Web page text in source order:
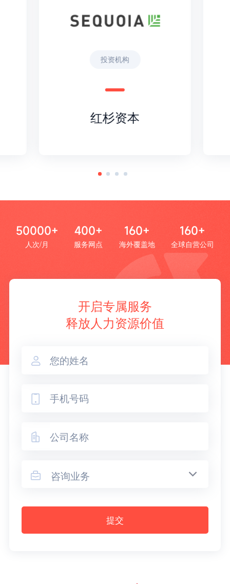
投资机构
红杉资本
50000+
人次/月
400+
服务网点
160+
海外覆盖地
160+
全球自营公司
开启专属服务
释放人力资源价值



 咨询业务
提交